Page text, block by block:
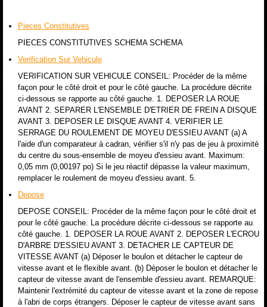
Pieces Constitutives
PIECES CONSTITUTIVES SCHEMA SCHEMA
Verification Sur Vehicule
VERIFICATION SUR VEHICULE CONSEIL: Procéder de la même
façon pour le côté droit et pour le côté gauche. La procédure décrite
ci-dessous se rapporte au côté gauche. 1. DEPOSER LA ROUE
AVANT 2. SEPARER L'ENSEMBLE D'ETRIER DE FREIN A DISQUE
AVANT 3. DEPOSER LE DISQUE AVANT 4. VERIFIER LE
SERRAGE DU ROULEMENT DE MOYEU D'ESSIEU AVANT (a) A
l'aide d'un comparateur à cadran, vérifier s'il n'y pas de jeu à proximité
du centre du sous-ensemble de moyeu d'essieu avant. Maximum:
0,05 mm (0,00197 po) Si le jeu réactif dépasse la valeur maximum,
remplacer le roulement de moyeu d'essieu avant. 5.
Depose
DEPOSE CONSEIL: Procéder de la même façon pour le côté droit et
pour le côté gauche. La procédure décrite ci-dessous se rapporte au
côté gauche. 1. DEPOSER LA ROUE AVANT 2. DEPOSER L'ECROU
D'ARBRE D'ESSIEU AVANT 3. DETACHER LE CAPTEUR DE
VITESSE AVANT (a) Déposer le boulon et détacher le capteur de
vitesse avant et le flexible avant. (b) Déposer le boulon et détacher le
capteur de vitesse avant de l'ensemble d'essieu avant. REMARQUE:
Maintenir l'extrémité du capteur de vitesse avant et la zone de repose
à l'abri de corps étrangers. Déposer le capteur de vitesse avant sans